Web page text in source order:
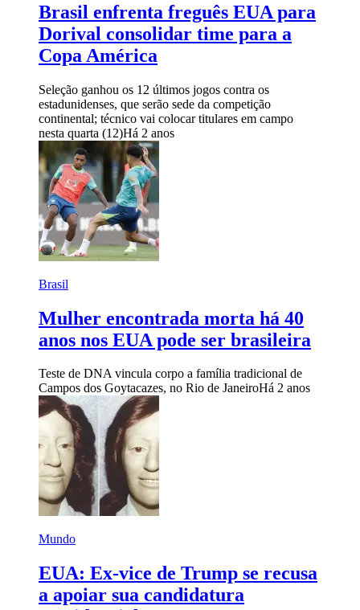
Brasil enfrenta freguês EUA para
Dorival consolidar time para a
Copa América
Seleção ganhou os 12 últimos jogos contra os
estadunidenses, que serão sede da competição
continental; técnico vai colocar titulares em campo
nesta quarta (12)Há 2 anos
Brasil
Mulher encontrada morta há 40
anos nos EUA pode ser brasileira
Teste de DNA vincula corpo a família tradicional de
Campos dos Goytacazes, no Rio de JaneiroHá 2 anos
Mundo
EUA: Ex-vice de Trump se recusa
a apoiar sua candidatura